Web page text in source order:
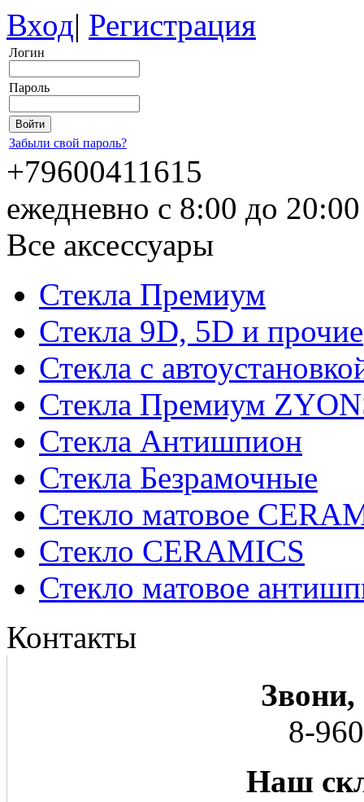
Вход| Регистрация
Логин
Пароль
Забыли свой пароль?
+79600411615
ежедневно с 8:00 до
Все аксессуары
Стекла Премиум
Стекла 9D, 5D и прочие
Стекла с
Стекла Премиум
Стекла Антишпион
Стекла Безрамочные
Стекло матовое
Стекло CERAMICS
Стекло матовое
Контакты
8-
Наш